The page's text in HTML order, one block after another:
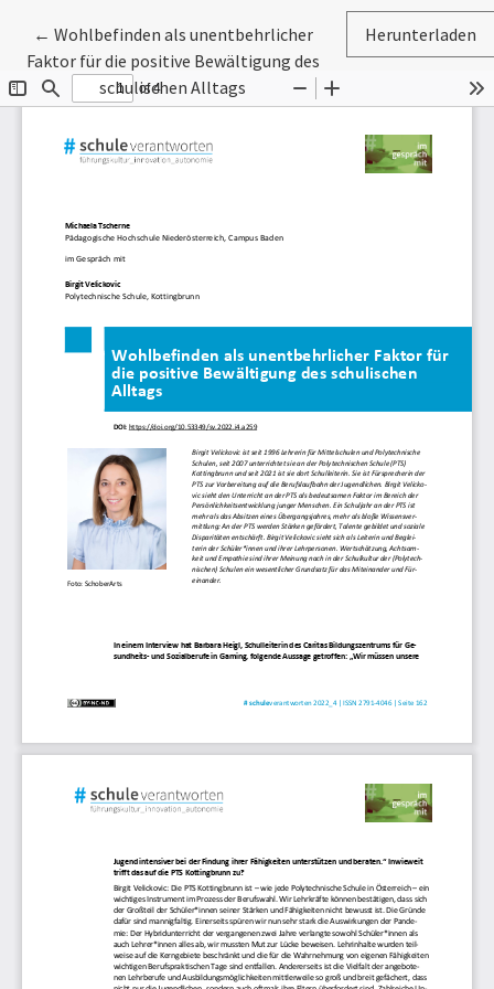
← Zu Artikeldetails zurückkehren
Wohlbefinden als unentbehrlicher
Faktor für die positive Bewältigung des
schulischen Alltags
Herunterladen